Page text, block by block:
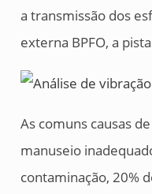
a transmissão dos
externa BPFO, a
As comuns causas
manuseio
contaminação, 20%